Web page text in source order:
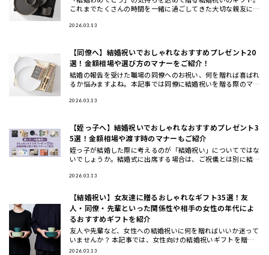
これまでたくさんの時間を一緒に過ごしてきた大切な親友に
の最旬ギフ
2026.03.13
【同僚へ】結婚祝いでおしゃれなおすすめプレゼント20
選！金額相場や選び方のマナーをご紹介！
結婚の報告を受けた職場の同僚へのお祝い、何を贈れば喜ばれ
るか悩みますよね。本記事では同僚に結婚祝いを贈る際のマナ
ゼント20選
2026.03.13
【姪っ子へ】結婚祝いでおしゃれなおすすめプレゼント3
5選！金額相場や渡す時のマナーもご紹介
姪っ子が結婚した際に考えるのが「結婚祝い」についてではな
いでしょうか。結婚式に出席する場合は、ご祝儀とは別に結婚
への結婚祝い
2026.03.13
【結婚祝い】女友達に贈るおしゃれなギフト35選！友
人・同僚・先輩といった関係性や相手の女性の年代によ
るおすすめギフトを紹介
友人や先輩など、女性への結婚祝いに何を贈ればいいか迷って
いませんか？ 本記事では、女性向けの結婚祝いギフトを贈る
相手別（女友達・同僚・先輩/上司・後輩/部下）と、年代別
2026.03.13